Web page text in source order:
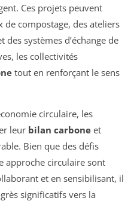
Ces projets peuvent
compostage, des ateliers
systèmes d’échange de
les collectivités
tout en renforçant le sens
circulaire, les
leur bilan carbone et
Bien que des défis
approche circulaire sont
et en sensibilisant, il
significatifs vers la